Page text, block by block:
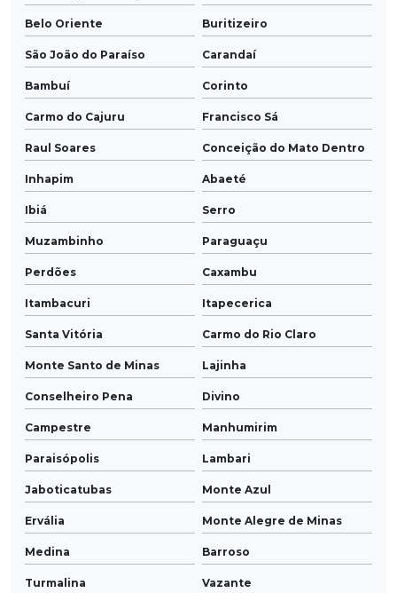
Belo Oriente Buritizeiro
São João do Paraíso Carandaí
Bambuí Corinto
Carmo do Cajuru Francisco Sá
Raul Soares Conceição do Mato Dentro
Inhapim Abaeté
Ibiá Serro
Muzambinho Paraguaçu
Perdões Caxambu
Itambacuri Itapecerica
Santa Vitória Carmo do Rio Claro
Monte Santo de Minas Lajinha
Conselheiro Pena Divino
Campestre Manhumirim
Paraisópolis Lambari
Jaboticatubas Monte Azul
Ervália Monte Alegre de Minas
Medina Barroso
Turmalina Vazante